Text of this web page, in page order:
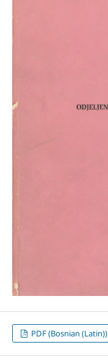
PDF (Bosnian (Latin))